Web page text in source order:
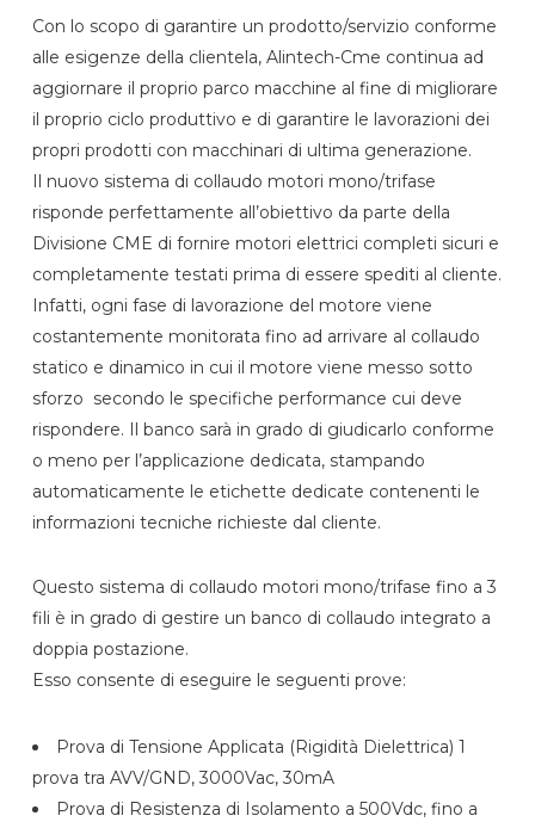
Con lo scopo di garantire un prodotto/servizio conforme
alle esigenze della clientela, Alintech-Cme continua ad
aggiornare il proprio parco macchine al fine di migliorare
il proprio ciclo produttivo e di garantire le lavorazioni dei
propri prodotti con macchinari di ultima generazione.
Il nuovo sistema di collaudo motori mono/trifase
risponde perfettamente all’obiettivo da parte della
Divisione CME di fornire motori elettrici completi sicuri e
completamente testati prima di essere spediti al cliente.
Infatti, ogni fase di lavorazione del motore viene
costantemente monitorata fino ad arrivare al collaudo
statico e dinamico in cui il motore viene messo sotto
sforzo secondo le specifiche performance cui deve
rispondere. Il banco sarà in grado di giudicarlo conforme
o meno per l’applicazione dedicata, stampando
automaticamente le etichette dedicate contenenti le
informazioni tecniche richieste dal cliente.
Questo sistema di collaudo motori mono/trifase fino a 3
fili è in grado di gestire un banco di collaudo integrato a
doppia postazione.
Esso consente di eseguire le seguenti prove:
Prova di Tensione Applicata (Rigidità Dielettrica) 1
prova tra AVV/GND, 3000Vac, 30mA
Prova di Resistenza di Isolamento a 500Vdc, fino a